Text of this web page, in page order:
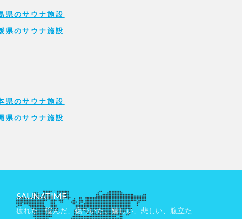
県のサウナ施設
県のサウナ施設
県のサウナ施設
県のサウナ施設
SAUNATIME
疲れた、悩んだ、傷ついた。嬉しい、悲しい、腹立た